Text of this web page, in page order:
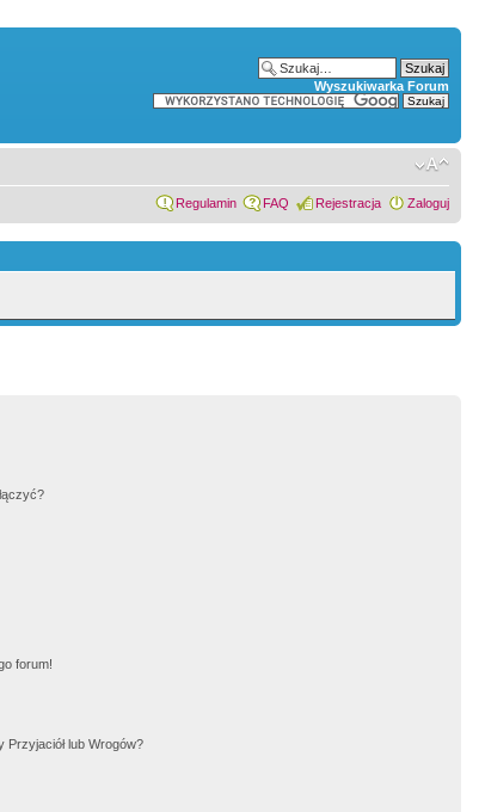
Wyszukiwarka Forum
Regulamin FAQ Rejestracja Zaloguj
forum!
lub Wrogów?